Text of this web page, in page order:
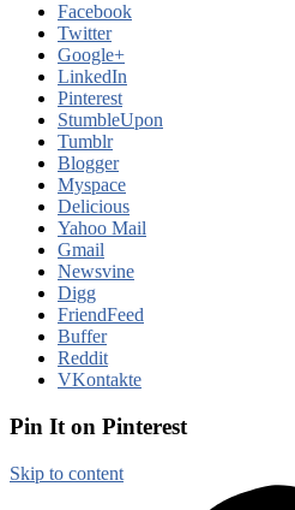
Facebook
Twitter
Google+
LinkedIn
Pinterest
StumbleUpon
Tumblr
Blogger
Myspace
Delicious
Yahoo Mail
Gmail
Newsvine
Digg
FriendFeed
Buffer
Reddit
VKontakte
Pin It on Pinterest
Skip to content